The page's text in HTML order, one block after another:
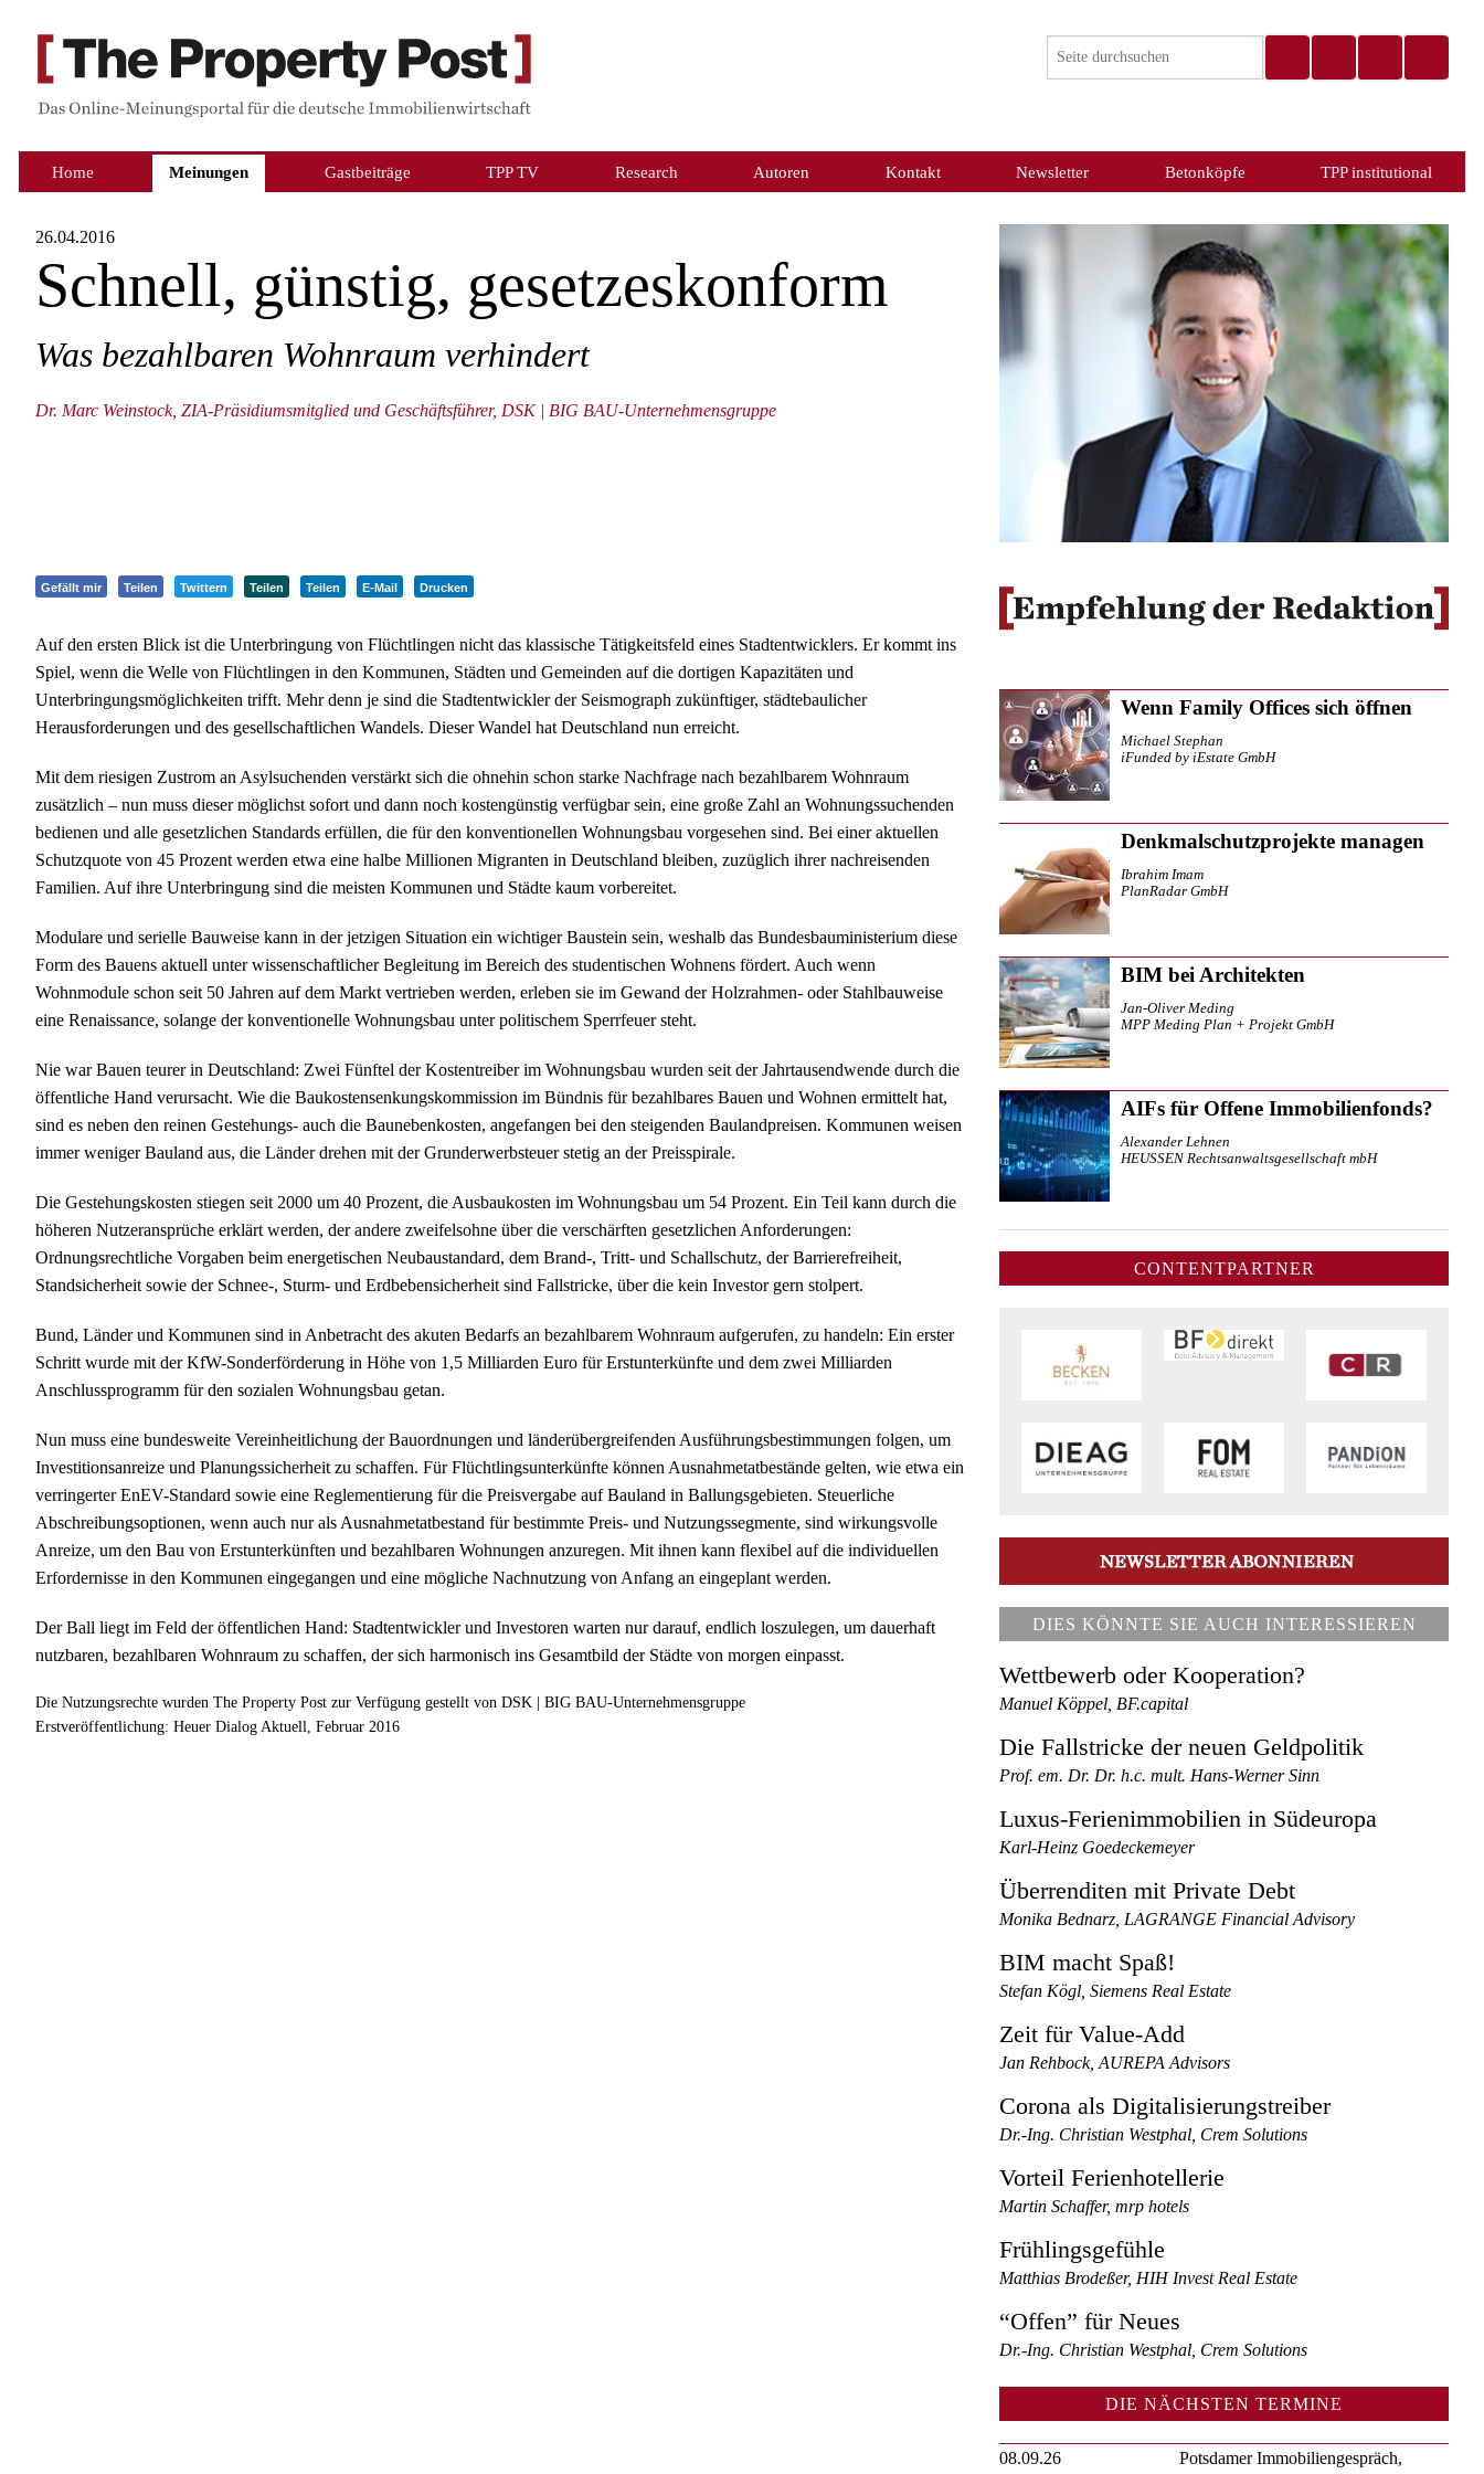
Home Meinungen Gastbeiträge TPP TV Research Autoren Kontakt Newsletter Betonköpfe TPP institutional
26.04.2016
Schnell, günstig, gesetzeskonform
Was bezahlbaren Wohnraum verhindert
Dr. Marc Weinstock, ZIA-Präsidiumsmitglied und Geschäftsführer, DSK | BIG BAU-Unternehmensgruppe
Gefällt mir Teilen Twittern Teilen Teilen E-Mail Drucken
Auf den ersten Blick ist die Unterbringung von Flüchtlingen nicht das klassische Tätigkeitsfeld eines Stadtentwicklers. Er kommt ins
Spiel, wenn die Welle von Flüchtlingen in den Kommunen, Städten und Gemeinden auf die dortigen Kapazitäten und
Unterbringungsmöglichkeiten trifft. Mehr denn je sind die Stadtentwickler der Seismograph zukünftiger, städtebaulicher
Herausforderungen und des gesellschaftlichen Wandels. Dieser Wandel hat Deutschland nun erreicht.
Mit dem riesigen Zustrom an Asylsuchenden verstärkt sich die ohnehin schon starke Nachfrage nach bezahlbarem Wohnraum
zusätzlich – nun muss dieser möglichst sofort und dann noch kostengünstig verfügbar sein, eine große Zahl an Wohnungssuchenden
bedienen und alle gesetzlichen Standards erfüllen, die für den konventionellen Wohnungsbau vorgesehen sind. Bei einer aktuellen
Schutzquote von 45 Prozent werden etwa eine halbe Millionen Migranten in Deutschland bleiben, zuzüglich ihrer nachreisenden
Familien. Auf ihre Unterbringung sind die meisten Kommunen und Städte kaum vorbereitet.
Modulare und serielle Bauweise kann in der jetzigen Situation ein wichtiger Baustein sein, weshalb das Bundesbauministerium diese
Form des Bauens aktuell unter wissenschaftlicher Begleitung im Bereich des studentischen Wohnens fördert. Auch wenn
Wohnmodule schon seit 50 Jahren auf dem Markt vertrieben werden, erleben sie im Gewand der Holzrahmen- oder Stahlbauweise
eine Renaissance, solange der konventionelle Wohnungsbau unter politischem Sperrfeuer steht.
Nie war Bauen teurer in Deutschland: Zwei Fünftel der Kostentreiber im Wohnungsbau wurden seit der Jahrtausendwende durch die
öffentliche Hand verursacht. Wie die Baukostensenkungskommission im Bündnis für bezahlbares Bauen und Wohnen ermittelt hat,
sind es neben den reinen Gestehungs- auch die Baunebenkosten, angefangen bei den steigenden Baulandpreisen. Kommunen weisen
immer weniger Bauland aus, die Länder drehen mit der Grunderwerbsteuer stetig an der Preisspirale.
Die Gestehungskosten stiegen seit 2000 um 40 Prozent, die Ausbaukosten im Wohnungsbau um 54 Prozent. Ein Teil kann durch die
höheren Nutzeransprüche erklärt werden, der andere zweifelsohne über die verschärften gesetzlichen Anforderungen:
Ordnungsrechtliche Vorgaben beim energetischen Neubaustandard, dem Brand-, Tritt- und Schallschutz, der Barrierefreiheit,
Standsicherheit sowie der Schnee-, Sturm- und Erdbebensicherheit sind Fallstricke, über die kein Investor gern stolpert.
Bund, Länder und Kommunen sind in Anbetracht des akuten Bedarfs an bezahlbarem Wohnraum aufgerufen, zu handeln: Ein erster
Schritt wurde mit der KfW-Sonderförderung in Höhe von 1,5 Milliarden Euro für Erstunterkünfte und dem zwei Milliarden
Anschlussprogramm für den sozialen Wohnungsbau getan.
Nun muss eine bundesweite Vereinheitlichung der Bauordnungen und länderübergreifenden Ausführungsbestimmungen folgen, um
Investitionsanreize und Planungssicherheit zu schaffen. Für Flüchtlingsunterkünfte können Ausnahmetatbestände gelten, wie etwa ein
verringerter EnEV-Standard sowie eine Reglementierung für die Preisvergabe auf Bauland in Ballungsgebieten. Steuerliche
Abschreibungsoptionen, wenn auch nur als Ausnahmetatbestand für bestimmte Preis- und Nutzungssegmente, sind wirkungsvolle
Anreize, um den Bau von Erstunterkünften und bezahlbaren Wohnungen anzuregen. Mit ihnen kann flexibel auf die individuellen
Erfordernisse in den Kommunen eingegangen und eine mögliche Nachnutzung von Anfang an eingeplant werden.
Der Ball liegt im Feld der öffentlichen Hand: Stadtentwickler und Investoren warten nur darauf, endlich loszulegen, um dauerhaft
nutzbaren, bezahlbaren Wohnraum zu schaffen, der sich harmonisch ins Gesamtbild der Städte von morgen einpasst.
Die Nutzungsrechte wurden The Property Post zur Verfügung gestellt von DSK | BIG BAU-Unternehmensgruppe
Erstveröffentlichung: Heuer Dialog Aktuell, Februar 2016
Wenn Family Offices sich öffnen
Michael Stephan
iFunded by iEstate GmbH
Denkmalschutzprojekte managen
Ibrahim Imam
PlanRadar GmbH
BIM bei Architekten
Jan-Oliver Meding
MPP Meding Plan + Projekt GmbH
AIFs für Offene Immobilienfonds?
Alexander Lehnen
HEUSSEN Rechtsanwaltsgesellschaft mbH
CONTENTPARTNER
DIES KÖNNTE SIE AUCH INTERESSIEREN
Wettbewerb oder Kooperation?
Manuel Köppel, BF.capital
Die Fallstricke der neuen Geldpolitik
Prof. em. Dr. Dr. h.c. mult. Hans-Werner Sinn
Luxus-Ferienimmobilien in Südeuropa
Karl-Heinz Goedeckemeyer
Überrenditen mit Private Debt
Monika Bednarz, LAGRANGE Financial Advisory
BIM macht Spaß!
Stefan Kögl, Siemens Real Estate
Zeit für Value-Add
Jan Rehbock, AUREPA Advisors
Corona als Digitalisierungstreiber
Dr.-Ing. Christian Westphal, Crem Solutions
Vorteil Ferienhotellerie
Martin Schaffer, mrp hotels
Frühlingsgefühle
Matthias Brodeßer, HIH Invest Real Estate
“Offen” für Neues
Dr.-Ing. Christian Westphal, Crem Solutions
DIE NÄCHSTEN TERMINE
08.09.26 Potsdamer Immobiliengespräch,